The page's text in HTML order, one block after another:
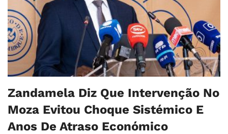
Zandamela Diz Que Intervenção No
Moza Evitou Choque Sistémico E
Anos De Atraso Económico